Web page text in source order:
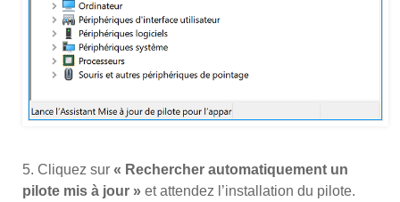
5. Cliquez sur « Rechercher automatiquement un
pilote mis à jour » et attendez l’installation du pilote.